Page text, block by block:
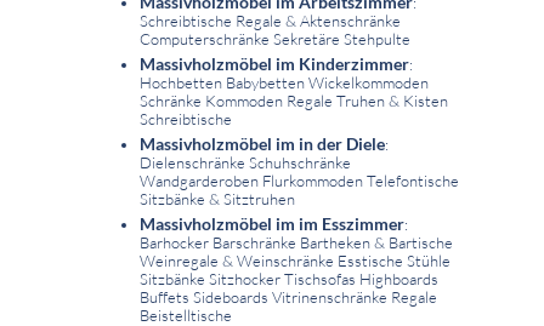
Schreibtische Regale & Aktenschränke
Computerschränke Sekretäre Stehpulte
Massivholzmöbel im Kinderzimmer:
Hochbetten Babybetten Wickelkommoden
Schränke Kommoden Regale Truhen & Kisten
Schreibtische
Massivholzmöbel im in der Diele:
Dielenschränke Schuhschränke
Wandgarderoben Flurkommoden Telefontische
Sitzbänke & Sitztruhen
Massivholzmöbel im im Esszimmer:
Barhocker Barschränke Bartheken & Bartische
Weinregale & Weinschränke Esstische Stühle
Sitzbänke Sitzhocker Tischsofas Highboards
Buffets Sideboards Vitrinenschränke Regale
Beistelltische